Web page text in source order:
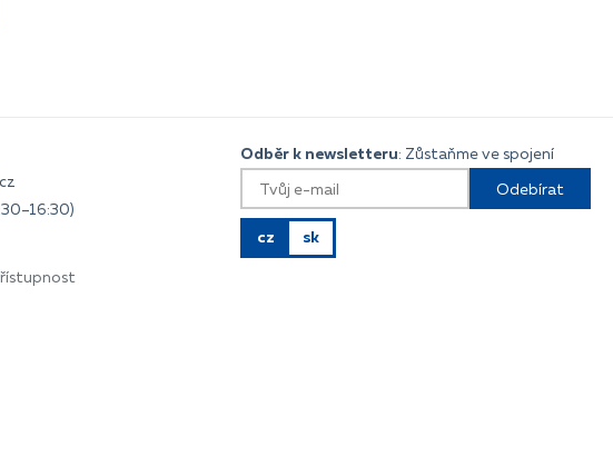
Odběr k newsletteru: Zůstaňme ve spojení
Odebírat
cz sk